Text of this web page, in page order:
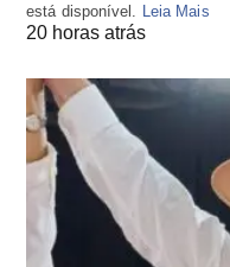
está disponível.
Leia Mais
20 horas atrás